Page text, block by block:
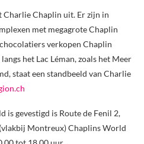
Charlie Chaplin uit. Er zijn in
met megagrote Chaplin
verkopen Chaplin
het Lac Léman, zoals het Meer
staat een standbeeld van Charlie
is gevestigd is Route de Fenil 2,
Montreux) Chaplins World